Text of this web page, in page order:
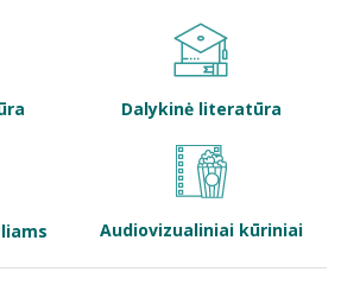
Dalykinė literatūra
Audiovizualiniai kūriniai